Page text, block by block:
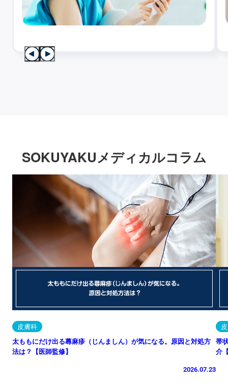
SOKUYAKUメディカルコラム
皮膚科
太ももにだけ出る蕁麻疹（じんましん）が気になる。原因と対処方
法は？【医師監修】
2026.07.23
帯
介